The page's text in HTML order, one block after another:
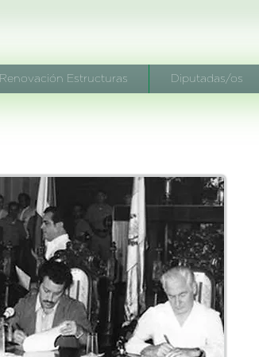
Renovación Estructuras Diputadas/os